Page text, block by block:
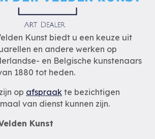
Kunst biedt u een keuze uit
en andere werken op
en Belgische kunstenaars
1880 tot heden.
op afspraak te bezichtigen
van dienst kunnen zijn.
Kunst